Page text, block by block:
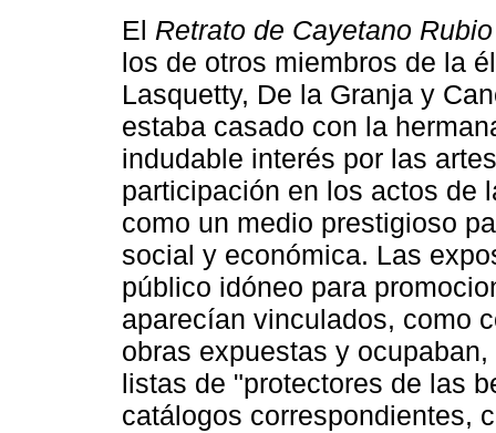
El Retrato de Cayetano Rubio
los de otros miembros de la
Lasquetty, De la Granja y
estaba casado con la
indudable interés por las
participación en los actos de
como un medio prestigioso
social y económica. Las
público idóneo para
aparecían vinculados, como
obras expuestas y
listas de "protectores de las
catálogos correspondientes,